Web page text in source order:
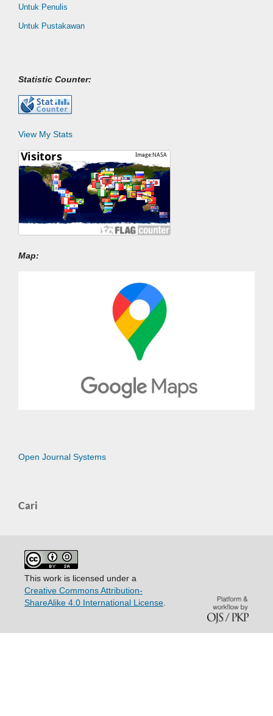
Untuk Penulis
Untuk Pustakawan
Statistic Counter:
View My Stats
Map:
Open Journal Systems
Cari
This work is licensed under a
Creative Commons Attribution-
ShareAlike 4.0 International License.